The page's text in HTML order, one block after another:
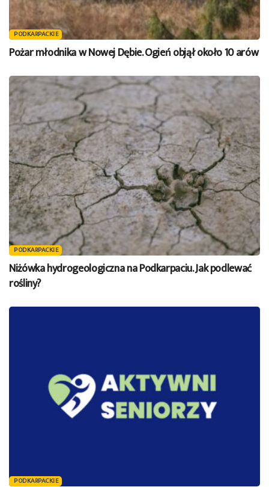
PODKARPACKIE
Pożar młodnika w Nowej Dębie. Ogień objął około 10 arów
PODKARPACKIE
Niżówka hydrogeologiczna na Podkarpaciu. Jak podlewać
rośliny?
PODKARPACKIE